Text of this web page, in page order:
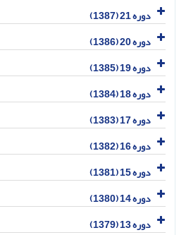
دوره 21 (1387)
دوره 20 (1386)
دوره 19 (1385)
دوره 18 (1384)
دوره 17 (1383)
دوره 16 (1382)
دوره 15 (1381)
دوره 14 (1380)
دوره 13 (1379)